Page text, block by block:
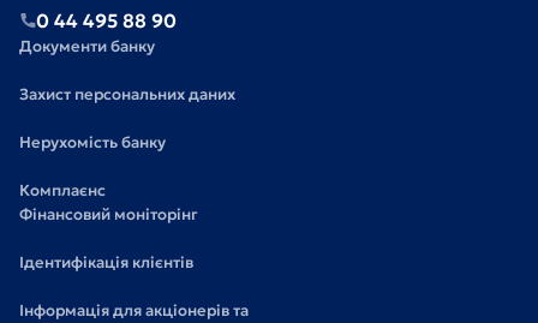
0 44 495 88 90
Документи банку
Захист персональних даних
Нерухомість банку
Комплаєнс
Фінансовий моніторінг
Ідентифікація клієнтів
Інформація для акціонерів та